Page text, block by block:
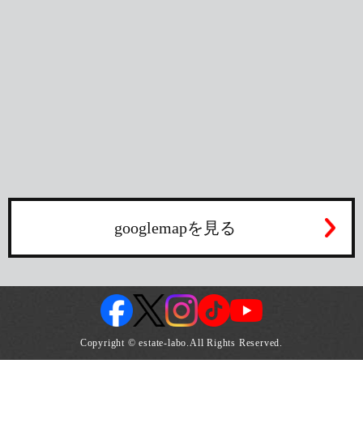
googlemapを見る
Copyright © estate-labo.All Rights Reserved.